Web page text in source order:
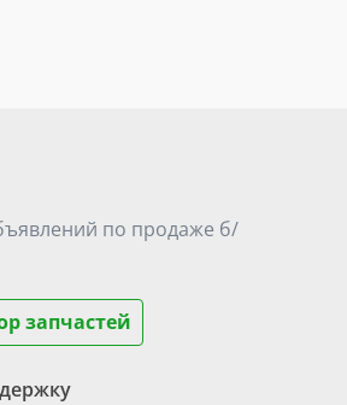
по продаже б/
запчастей